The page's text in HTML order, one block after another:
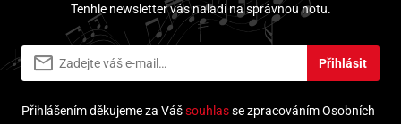
Tenhle newsletter vás naladí na správnou notu.
Přihlásit
Přihlášením děkujeme za Vášsouhlasse zpracováním Osobních